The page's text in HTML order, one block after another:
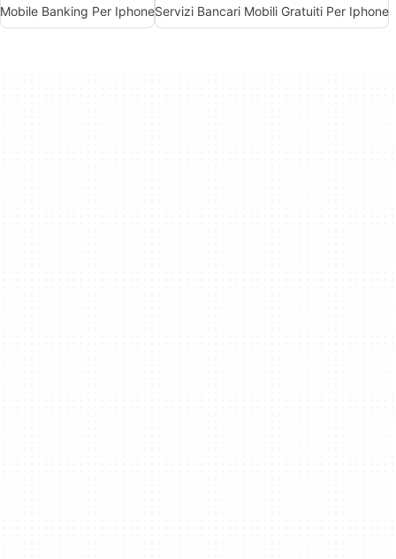
Mobile Banking Per IphoneServizi Bancari Mobili Gratuiti Per Iphone